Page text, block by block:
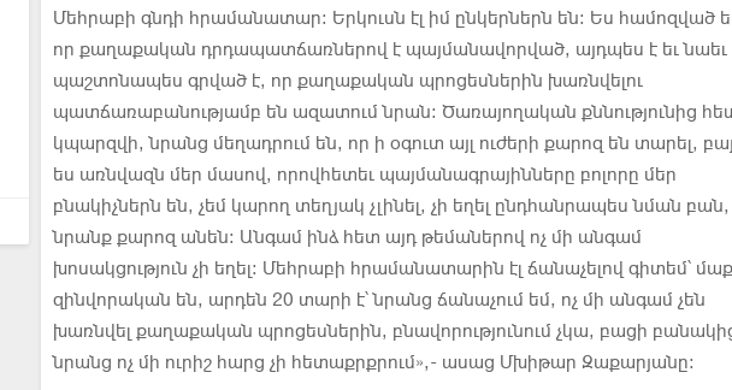
Մեհրաբի գնդի հրամանատար։ Երկուսն էլ իմ ընկերներն են։ Ես համոզված
որ քաղաքական դրդապատճառներով է պայմանավորված, այդպես է եւ նաեւ
պաշտոնապես գրված է, որ քաղաքական պրոցեսներին խառնվելու
պատճառաբանությամբ են ազատում նրան։ Ծառայողական քննությունից
կպարզվի, նրանց մեղադրում են, որ ի օգուտ այլ ուժերի քարոզ են տարել,
ես առնվազն մեր մասով, որովհետեւ պայմանագրայինները բոլորը մեր
բնակիչներն են, չեմ կարող տեղյակ չլինել, չի եղել ընդհանրապես նման
նրանք քարոզ անեն։ Անգամ ինձ հետ այդ թեմաներով ոչ մի անգամ
խոսակցություն չի եղել։ Մեհրաբի հրամանատարին էլ ճանաչելով գիտեմ՝
զինվորական են, արդեն 20 տարի է՝ նրանց ճանաչում եմ, ոչ մի անգամ չեն
խառնվել քաղաքական պրոցեսներին, բնավորությունում չկա, բացի
նրանց ոչ մի ուրիշ հարց չի հետաքրքրում»,- ասաց Մխիթար Զաքարյանը։